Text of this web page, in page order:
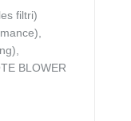
filtri)
BLOWER